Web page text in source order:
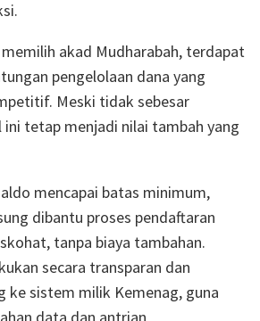
akad Mudharabah, terdapat
pengelolaan dana yang
Meski tidak sebesar
tetap menjadi nilai tambah yang
mencapai batas minimum,
dibantu proses pendaftaran
tanpa biaya tambahan.
secara transparan dan
ke sistem milik Kemenag, guna
data dan antrian